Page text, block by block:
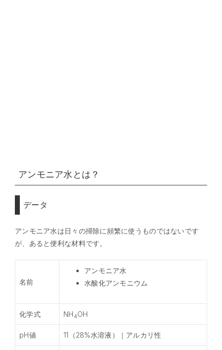
アンモニア水 とは？
データ
アンモニア水は日々の掃除に頻繁に使うものではないです
が、あると便利な材料です。
名前
アンモニア水
水酸化アンモニウム
化学式 NH4OH
pH値 11 （28%水溶液） ｜アルカリ性